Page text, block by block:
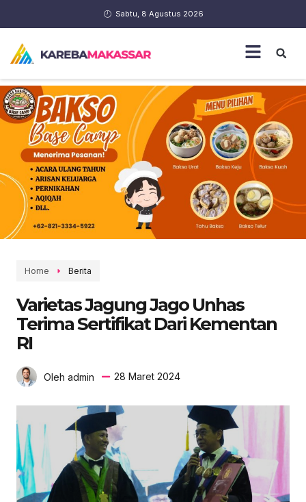
Sabtu, 8 Agustus 2026
Home Berita
Varietas Jagung Jago Unhas
Terima Sertifikat Dari Kementan
RI
Oleh admin 28 Maret 2024